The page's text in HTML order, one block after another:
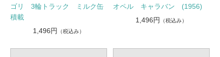
ゴリ 3輪トラック ミルク缶
積載
1,496円 （税込み）
オペル キャラバン (1956)
1,496円
（税込み）